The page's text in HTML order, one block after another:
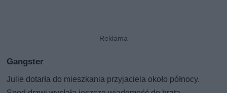
Gangster
Julie dotarła do mieszkania przyjaciela około północy.